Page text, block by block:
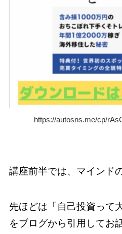
https://autosns.me/cp/
講座前半では、マインド
先ほどは「自己投資って
をブログから引用してお